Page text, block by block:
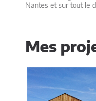
Nantes et sur tout le
Mes